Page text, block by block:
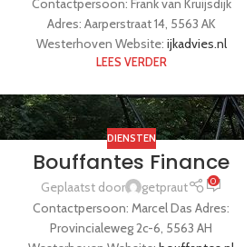
Contactpersoon: Frank van Kruijsdijk
Adres: Aarperstraat 14, 5563 AK
Westerhoven Website: ijkadvies.nl
LEES VERDER
DIENSTEN
Bouffantes Finance
Geplaatst door getpraut 0
Contactpersoon: Marcel Das Adres:
Provincialeweg 2c-6, 5563 AH